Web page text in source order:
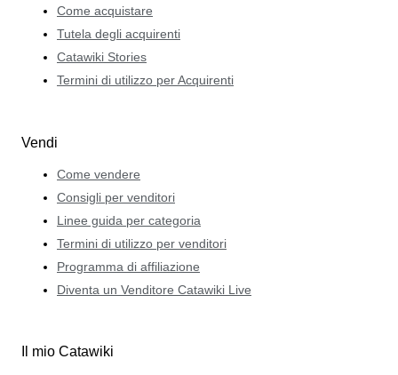
Come acquistare
Tutela degli acquirenti
Catawiki Stories
Termini di utilizzo per Acquirenti
Vendi
Come vendere
Consigli per venditori
Linee guida per categoria
Termini di utilizzo per venditori
Programma di affiliazione
Diventa un Venditore Catawiki Live
Il mio Catawiki